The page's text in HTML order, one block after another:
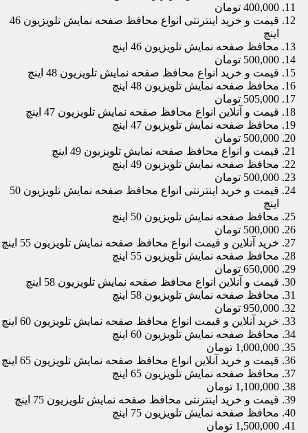
400,000 تومان
قیمت و خرید اینترنتی انواع محافظ صفحه نمایش تلویزیون 46
اینچ
محافظ صفحه نمایش تلویزیون 46 اینچ
500,000 تومان
قیمت و خرید انواع محافظ صفحه نمایش تلویزیون 48 اینچ
محافظ صفحه نمایش تلویزیون 48 اینچ
505,000 تومان
قیمت و آنلاین انواع محافظ صفحه نمایش تلویزیون 47 اینچ
محافظ صفحه نمایش تلویزیون 47 اینچ
500,000 تومان
قیمت و انواع محافظ صفحه نمایش تلویزیون 49 اینچ
محافظ صفحه نمایش تلویزیون 49 اینچ
500,000 تومان
قیمت و خرید اینترنتی انواع محافظ صفحه نمایش تلویزیون 50
اینچ
محافظ صفحه نمایش تلویزیون 50 اینچ
500,000 تومان
خرید آنلاین و قیمت انواع محافظ صفحه نمایش تلویزیون 55 اینچ
محافظ صفحه نمایش تلویزیون 55 اینچ
650,000 تومان
قیمت و آنلاین انواع محافظ صفحه نمایش تلویزیون 58 اینچ
محافظ صفحه نمایش تلویزیون 58 اینچ
950,000 تومان
خرید آنلاین و قیمت انواع محافظ صفحه نمایش تلویزیون 60 اینچ
محافظ صفحه نمایش تلویزیون 60 اینچ
1,000,000 تومان
قیمت و خرید آنلاین انواع محافظ صفحه نمایش تلویزیون 65 اینچ
محافظ صفحه نمایش تلویزیون 65 اینچ
1,100,000 تومان
قیمت و خرید اینترنتی محافظ صفحه نمایش تلویزیون 75 اینچ
محافظ صفحه نمایش تلویزیون 75 اینچ
1,500,000 تومان